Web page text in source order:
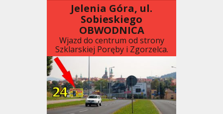
Jelenia Góra, ul.
Sobieskiego
OBWODNICA
Wjazd do centrum od strony
Szklarskiej Poręby i Zgorzelca.